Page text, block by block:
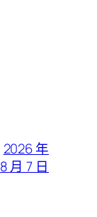
2026 年
8 月 7 日